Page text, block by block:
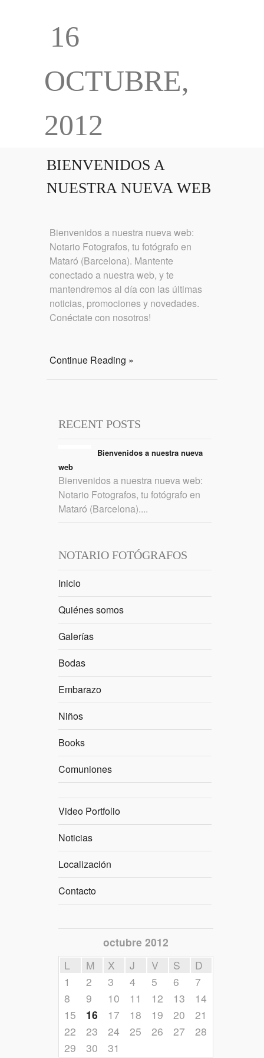
16
OCTUBRE,
2012
BIENVENIDOS A
NUESTRA NUEVA WEB
Bienvenidos a nuestra nueva web:
Notario Fotografos, tu fotógrafo en
Mataró (Barcelona). Mantente
conectado a nuestra web, y te
mantendremos al día con las últimas
noticias, promociones y novedades.
Conéctate con nosotros!
Continue Reading »
RECENT POSTS
Bienvenidos a nuestra nueva
web
Bienvenidos a nuestra nueva web:
Notario Fotografos, tu fotógrafo en
Mataró (Barcelona)....
NOTARIO FOTÓGRAFOS
Inicio
Quiénes somos
Galerías
Bodas
Embarazo
Niños
Books
Comuniones
Video Portfolio
Noticias
Localización
Contacto
octubre 2012
L
M X J V S
D
1
2 3 4 5 6
7
8
9 10 11 12 13
14
15
16 17 18 19 20
21
22
23 24 25 26 27
28
29
30 31